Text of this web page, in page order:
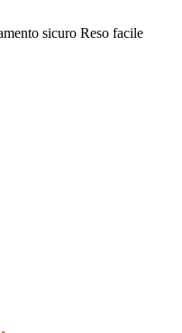
sicuro Reso facile